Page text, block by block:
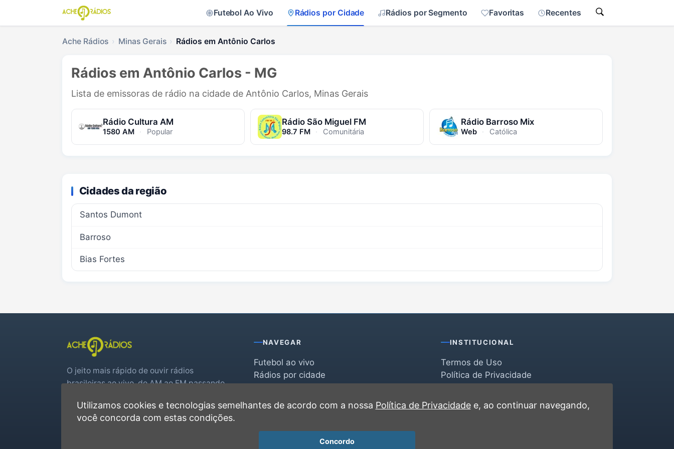
Futebol Ao Vivo Rádios por Cidade Rádios por Segmento Favoritas Recentes
Ache Rádios Minas Gerais Rádios em Antônio Carlos
Rádios em Antônio Carlos - MG
Lista de emissoras de rádio na cidade de Antônio Carlos, Minas Gerais
Rádio Cultura AM
1580 AM · Popular
Rádio São Miguel FM
98.7 FM · Comunitária
Rádio Barroso Mix
Web · Católica
Cidades da região
Santos Dumont
Barroso
Bias Fortes
O jeito mais rápido de ouvir rádios
brasileiras ao vivo, do AM ao FM passando
real.
NAVEGAR
Futebol ao vivo
Rádios por cidade
Favoritas
Recentes
INSTITUCIONAL
Termos de Uso
Política de Privacidade
Contato
Utilizamos cookies e tecnologias semelhantes de acordo com a nossa Política de Privacidadee, ao continuar navegando,
você concorda com estas condições.
Concordo